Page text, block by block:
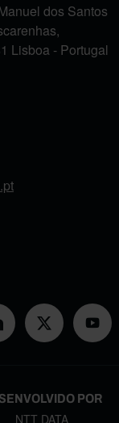
dos Santos
Lisboa - Portugal
POR
NTT DATA